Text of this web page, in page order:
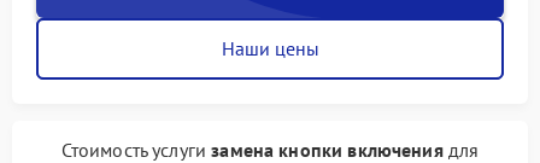
Наши цены
Стоимость услугизамена кнопки включениядля